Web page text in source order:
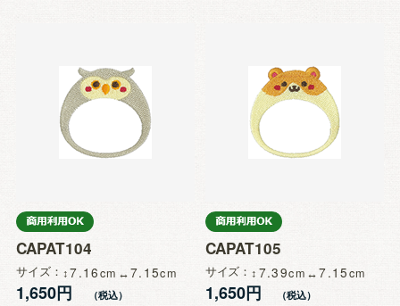
CAPAT104
サイズ 7.16 7.15
1,650円
CAPAT105
サイズ 7.39 7.15
1,650円